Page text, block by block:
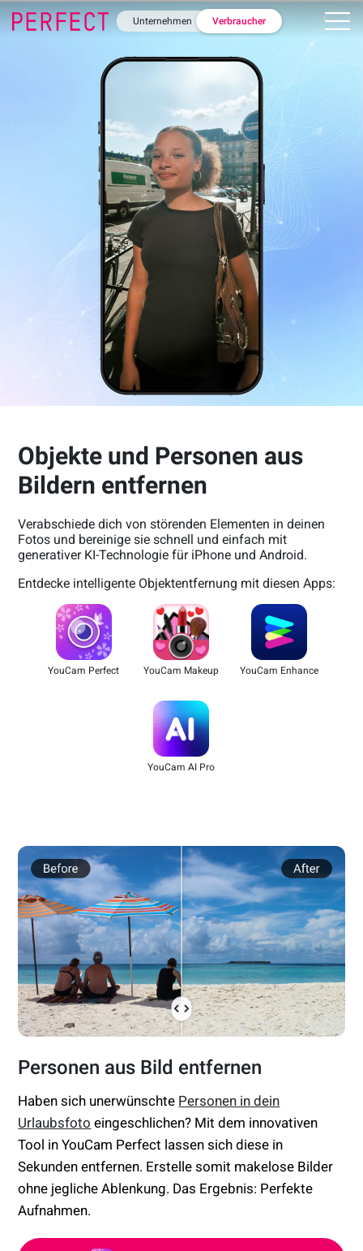
Unternehmen Verbraucher
Objekte und Personen aus
Bildern entfernen
Verabschiede dich von störenden Elementen in deinen
Fotos und bereinige sie schnell und einfach mit
generativer KI-Technologie für iPhone und Android.
Entdecke intelligente Objektentfernung mit diesen Apps:
YouCam Perfect YouCam Makeup YouCam Enhance
YouCam AI Pro
Personen aus Bild entfernen
Haben sich unerwünschte Personen in dein
Urlaubsfoto eingeschlichen? Mit dem innovativen
Tool in YouCam Perfect lassen sich diese in
Sekunden entfernen. Erstelle somit makelose Bilder
ohne jegliche Ablenkung. Das Ergebnis: Perfekte
Aufnahmen.